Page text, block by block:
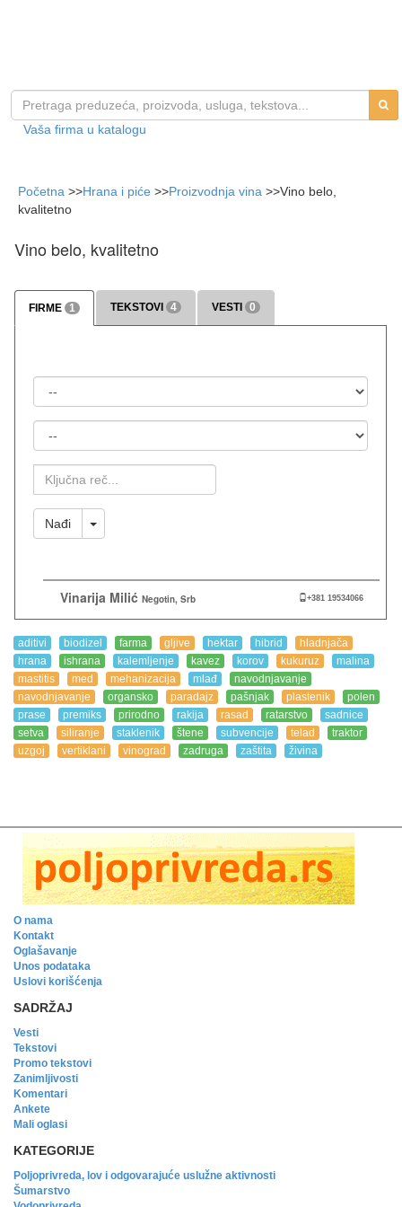
Vaša firma u katalogu
Početna >>Hrana i piće >>Proizvodnja vina >>Vino belo,
kvalitetno
Vino belo, kvalitetno
FIRME 1 TEKSTOVI 4 VESTI 0
Ključna
Reč
Nađi Toggle Dropdown
Vinarija Milić Negotin, Srb +381 19534066
aditivi biodizel farma gljive hektar hibrid
hladnjača
hrana
ishrana kalemljenje kavez korov kukuruz
malina
mastitis
med mehanizacija mlađ
navodnjavanje
navodnjavanje
organsko paradajz pašnjak plastenik
polen
prase
premiks prirodno rakija rasad ratarstvo
sadnice
setva
siliranje staklenik štene subvencije telad
traktor
uzgoj
vertiklani vinograd zadruga zaštita živina
O nama
Kontakt
Oglašavanje
Unos podataka
Uslovi korišćenja
SADRŽAJ
Vesti
Tekstovi
Promo tekstovi
Zanimljivosti
Komentari
Ankete
Mali oglasi
KATEGORIJE
Poljoprivreda, lov i odgovarajuće uslužne aktivnosti
Šumarstvo